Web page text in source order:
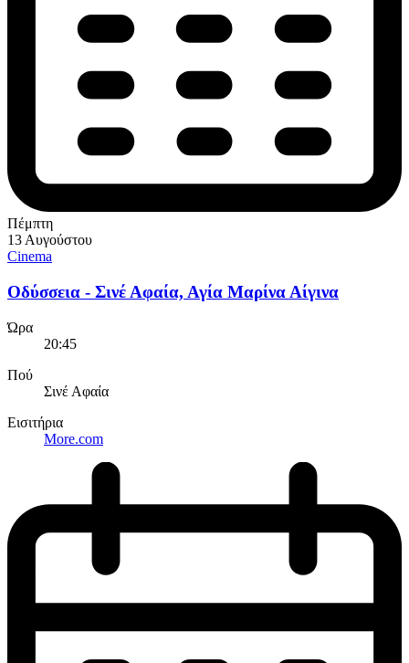
Πέμπτη
13 Αυγούστου
Cinema
Οδύσσεια - Σινέ Αφαία, Αγία Μαρίνα Αίγινα
Ώρα
20:45
Πού
Σινέ Αφαία
Εισιτήρια
More.com